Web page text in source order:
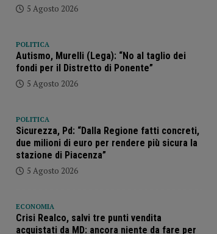
5 Agosto 2026
POLITICA
Autismo, Murelli (Lega): “No al taglio dei
fondi per il Distretto di Ponente”
5 Agosto 2026
POLITICA
Sicurezza, Pd: “Dalla Regione fatti concreti,
due milioni di euro per rendere più sicura la
stazione di Piacenza”
5 Agosto 2026
ECONOMIA
Crisi Realco, salvi tre punti vendita
acquistati da MD: ancora niente da fare per